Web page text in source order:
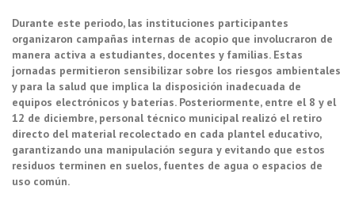
Durante este periodo, las instituciones participantes
organizaron campañas internas de acopio que involucraron de
manera activa a estudiantes, docentes y familias. Estas
jornadas permitieron sensibilizar sobre los riesgos ambientales
y para la salud que implica la disposición inadecuada de
equipos electrónicos y baterías. Posteriormente, entre el 8 y el
12 de diciembre, personal técnico municipal realizó el retiro
directo del material recolectado en cada plantel educativo,
garantizando una manipulación segura y evitando que estos
residuos terminen en suelos, fuentes de agua o espacios de
uso común.